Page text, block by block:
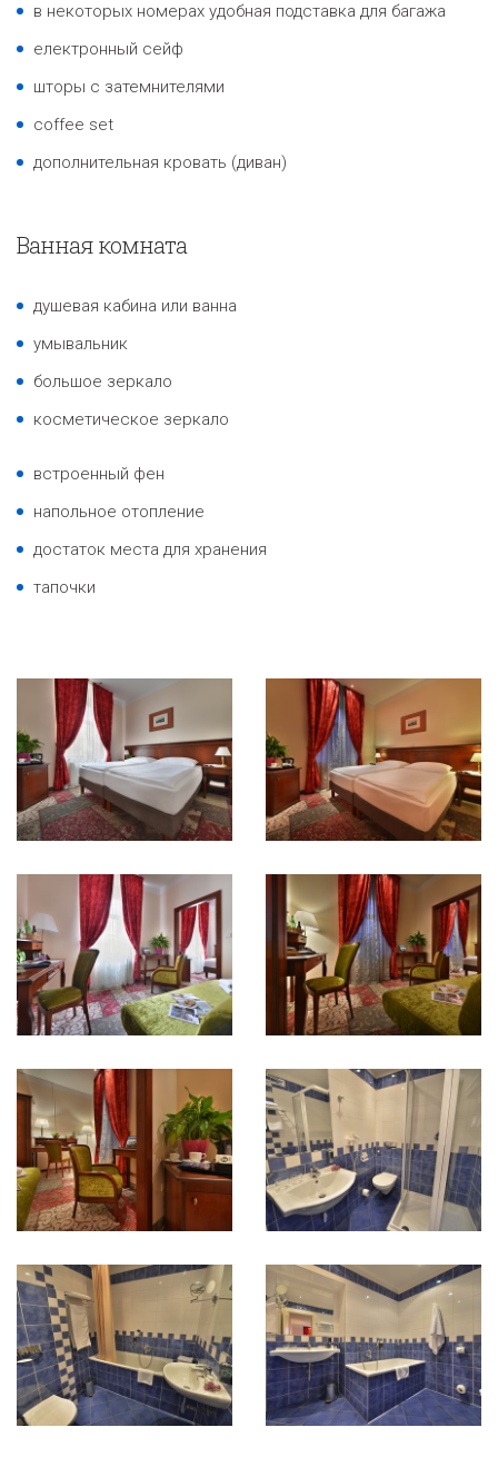
в некоторых номерах удобная подставка для багажа
електронный сейф
шторы с затемнителями
coffee set
дополнительная кровать (диван)
Ванная комната
душевая кабина или ванна
умывальник
большое зеркало
косметическое зеркало
встроенный фен
напольное отопление
достаток места для хранения
тапочки